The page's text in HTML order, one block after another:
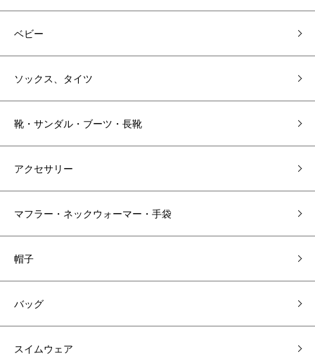
ベビー
ソックス、タイツ
靴・サンダル・ブーツ・長靴
アクセサリー
マフラー・ネックウォーマー・手袋
帽子
バッグ
スイムウェア